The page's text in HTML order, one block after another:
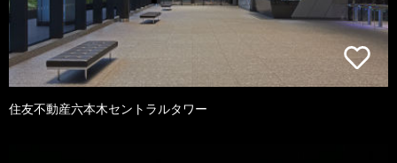
住友不動産六本木セントラルタワー